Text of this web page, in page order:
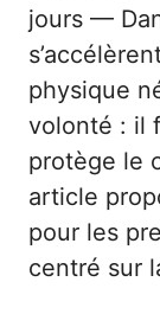
jours —
physique
volonté : il
protège le
article
pour les
centré sur